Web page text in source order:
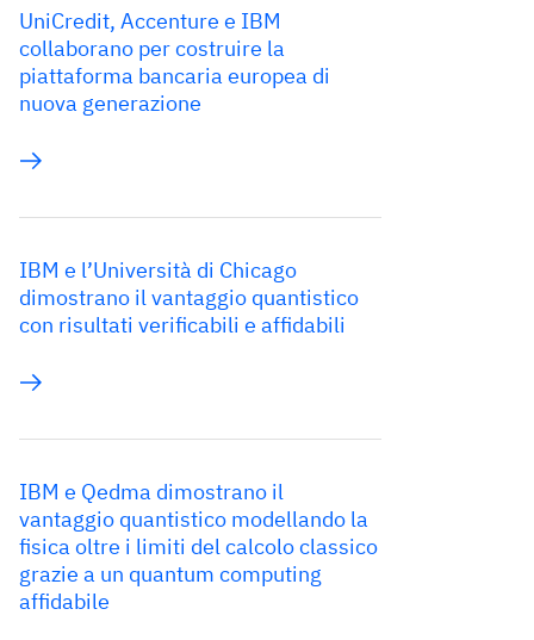
UniCredit, Accenture e IBM
collaborano per costruire la
piattaforma bancaria europea di
nuova generazione
IBM e l’Università di Chicago
dimostrano il vantaggio quantistico
con risultati verificabili e affidabili
IBM e Qedma dimostrano il
vantaggio quantistico modellando la
fisica oltre i limiti del calcolo classico
grazie a un quantum computing
affidabile